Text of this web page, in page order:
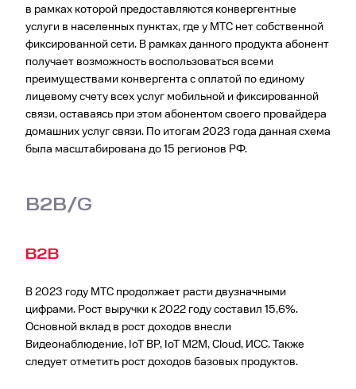
в рамках которой предоставляются конвергентные
услуги в населенных пунктах, где у МТС нет собственной
фиксированной сети. В рамках данного продукта абонент
получает возможность воспользоваться всеми
преимуществами конвергента с оплатой по единому
лицевому счету всех услуг мобильной и фиксированной
связи, оставаясь при этом абонентом своего провайдера
домашних услуг связи. По итогам 2023 года данная схема
была масштабирована до 15 регионов РФ.
B2B/G
В2В
В 2023 году МТС продолжает расти двузначными
цифрами. Рост выручки к 2022 году составил 15,6%.
Основной вклад в рост доходов внесли
Видеонаблюдение, IoT ВР, IoT M2M, Cloud, ИСС. Также
следует отметить рост доходов базовых продуктов.